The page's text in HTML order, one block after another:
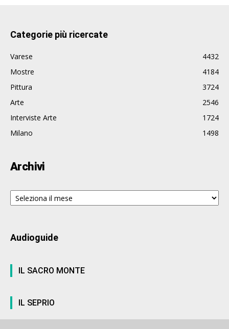
Categorie più ricercate
Varese
4432
Mostre
4184
Pittura
3724
Arte
2546
Interviste Arte
1724
Milano
1498
Archivi
Archivi
Audioguide
IL SACRO MONTE
IL SEPRIO